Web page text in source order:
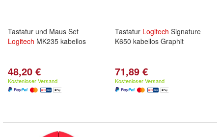
Tastatur und Maus Set
Logitech MK235 kabellos
48,20 €
Kostenloser Versand
Tastatur Logitech Signature
K650 kabellos Graphit
71,89 €
Kostenloser Versand